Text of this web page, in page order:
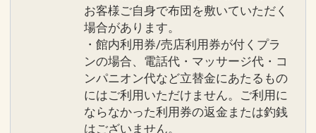
お客様ご自身で布団を敷いていただく
場合があります。
・館内利用券/売店利用券が付くプラ
ンの場合、電話代・マッサージ代・コ
ンパニオン代など立替金にあたるもの
にはご利用いただけません。ご利用に
ならなかった利用券の返金または釣銭
はございません。